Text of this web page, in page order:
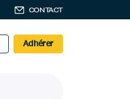
CONTACT
Adhérer